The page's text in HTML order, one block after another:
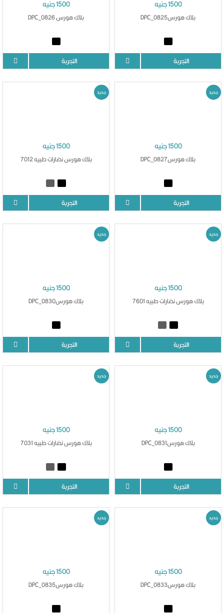
1500 جنيه
بلاك هورسDPC_0825
التجربة
1500 جنيه
بلاك هورس DPC_0826
التجربة
1500 جنيه
بلاك هورسDPC_0827
التجربة
جديد
1500 جنيه
بلاك هورس نضارات طبيه 7012
التجربة
جديد
1500 جنيه
بلاك هورس نضارات طبيه 7601
التجربة
جديد
1500 جنيه
بلاك هورسDPC_0830
التجربة
جديد
1500 جنيه
بلاك هورسDPC_0831
التجربة
جديد
1500 جنيه
بلاك هورس نضارات طبيه 7031
التجربة
جديد
1500 جنيه
بلاك هورسDPC_0833
جديد
1500 جنيه
بلاك هورسDPC_0835
جديد